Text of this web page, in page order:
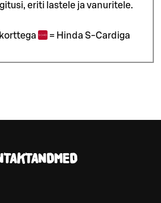
eriti lastele ja vanuritele.
= Hinda S-Cardiga